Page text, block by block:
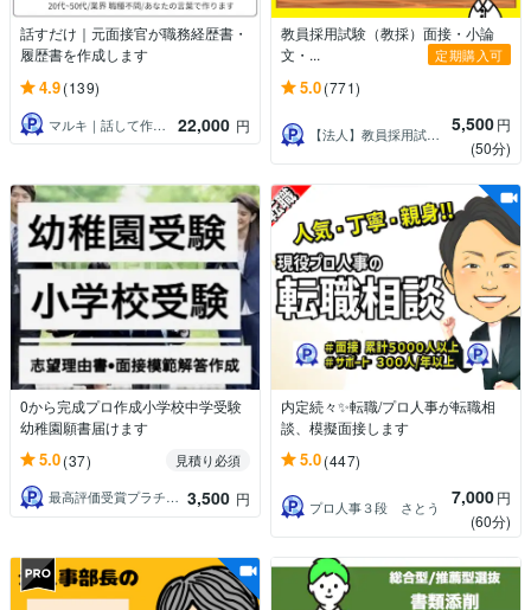
話すだけ｜元面接官が職務経歴書・
履歴書を作成します
4.9(139)
マルキ｜話して作る職務経歴書｜ストキャリ 22,000 円
教員採用試験（教採）面接・小論
文・...
定期購入可
5.0(771)
【法人】教員採用試験対策の合同会社ユウ 5,500円
(50分)
0から完成プロ作成小学校中学受験
幼稚園願書届けます
5.0(37)
見積り必須
最高評価受賞プラチナランクライター桜
3,500 円
内定続々✨転職/プロ人事が転職相
談、模擬面接します
5.0(447)
プロ人事３段 さとう 7,000円
(60分)